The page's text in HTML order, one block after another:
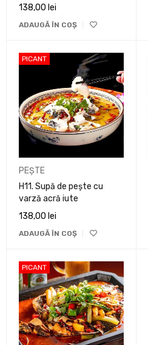
138,00 lei
ADAUGĂ ÎN COȘ
PICANT
PEȘTE
H11. Supă de pește cu
varză acră iute
138,00 lei
ADAUGĂ ÎN COȘ
PICANT